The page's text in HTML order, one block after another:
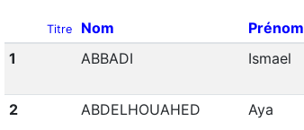
Titre Nom Prénom
1 ABBADI Ismael
2 ABDELHOUAHED Aya